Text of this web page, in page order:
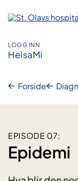
innhold
LOGG INN
HelsaMi
Forside
EPISODE 07:
Epidemi